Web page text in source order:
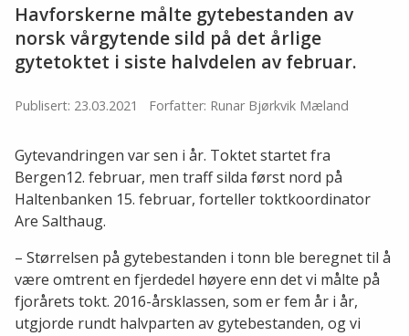
Havforskerne målte gytebestanden av
norsk vårgytende sild på det årlige
gytetoktet i siste halvdelen av februar.
Publisert: 23.03.2021 Forfatter: Runar Bjørkvik Mæland
Gytevandringen var sen i år. Toktet startet fra
Bergen12. februar, men traff silda først nord på
Haltenbanken 15. februar, forteller toktkoordinator
Are Salthaug.
– Størrelsen på gytebestanden i tonn ble beregnet til å
være omtrent en fjerdedel høyere enn det vi målte på
fjorårets tokt. 2016-årsklassen, som er fem år i år,
utgjorde rundt halvparten av gytebestanden, og vi